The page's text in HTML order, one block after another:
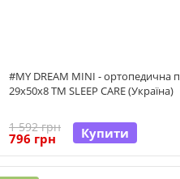
#MY DREAM MINI - ортопедична
29x50x8 TM SLEEP CARE (Україна)
1 592 грн
796 грн Купити